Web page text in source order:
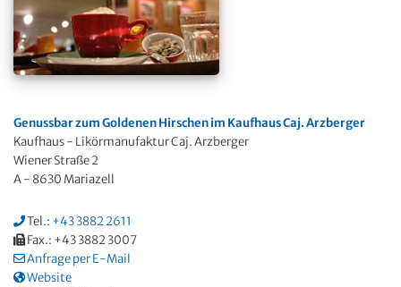
Genussbar zum Goldenen Hirschen im Kaufhaus Caj. Arzberger
Kaufhaus - Likörmanufaktur Caj. Arzberger
Wiener Straße 2
A - 8630 Mariazell
Tel.: +43 3882 2611
Fax.: +43 3882 3007
Anfrage per E-Mail
Website